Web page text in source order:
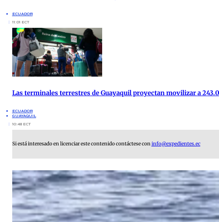
ECUADOR
11:01 ECT
Las terminales terrestres de Guayaquil proyectan movilizar a
ECUADOR
GUAYAQUIL
10:48 ECT
Si está interesado en licenciar este contenido contáctese coninfo@expedientes.ec